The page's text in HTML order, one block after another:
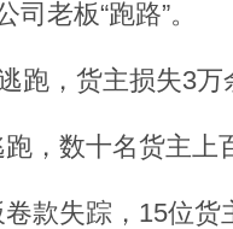
老板“跑路”。
跑，货主损失3万
，数十名货主上
款失踪，15位货